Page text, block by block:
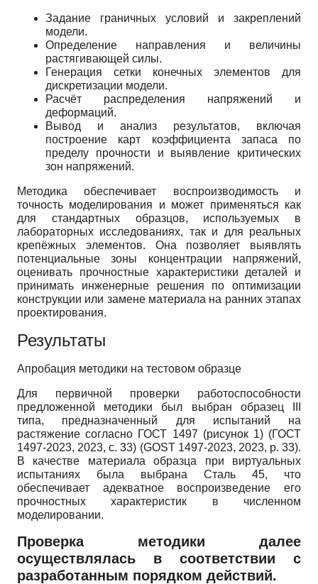
Задание граничных условий и закреплений
модели.
Определение направления и величины
растягивающей силы.
Генерация сетки конечных элементов для
дискретизации модели.
Расчёт распределения напряжений и
деформаций.
Вывод и анализ результатов, включая
построение карт коэффициента запаса по
пределу прочности и выявление критических
зон напряжений.
Методика обеспечивает воспроизводимость и
точность моделирования и может применяться как
для стандартных образцов, используемых в
лабораторных исследованиях, так и для реальных
крепёжных элементов. Она позволяет выявлять
потенциальные зоны концентрации напряжений,
оценивать прочностные характеристики деталей и
принимать инженерные решения по оптимизации
конструкции или замене материала на ранних этапах
проектирования.
Результаты
Апробация методики на тестовом образце
Для первичной проверки работоспособности
предложенной методики был выбран образец III
типа, предназначенный для испытаний на
растяжение согласно ГОСТ 1497 (рисунок 1) (ГОСТ
1497-2023, 2023, с. 33) (GOST 1497-2023, 2023, p. 33).
В качестве материала образца при виртуальных
испытаниях была выбрана Сталь 45, что
обеспечивает адекватное воспроизведение его
прочностных характеристик в численном
моделировании.
Проверка методики далее
осуществлялась в соответствии с
разработанным порядком действий.